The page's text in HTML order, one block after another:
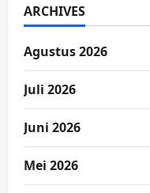
ARCHIVES
Agustus 2026
Juli 2026
Juni 2026
Mei 2026